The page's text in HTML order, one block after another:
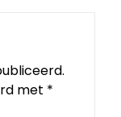
met *